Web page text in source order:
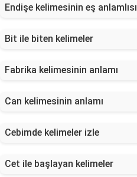
Endişe kelimesinin eş anlamlısı
Bit ile biten kelimeler
Fabrika kelimesinin anlamı
Can kelimesinin anlamı
Cebimde kelimeler izle
Cet ile başlayan kelimeler